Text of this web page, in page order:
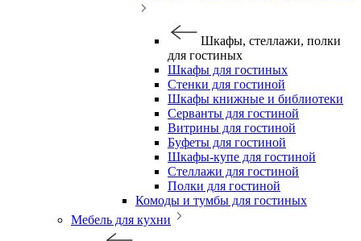
Шкафы, стеллажи, полки
для гостиных
Шкафы для гостиных
Стенки для гостиной
Шкафы книжные и библиотеки
Серванты для гостиной
Витрины для гостиной
Буфеты для гостиной
Шкафы-купе для гостиной
Стеллажи для гостиной
Полки для гостиной
Комоды и тумбы для гостиных
Мебель для кухни